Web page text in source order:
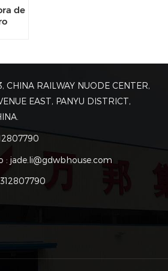
de
CHINA RAILWAY NUODE CENTER,
EAST, PANYU DISTRICT,
: jade.li@gdwbhouse.com